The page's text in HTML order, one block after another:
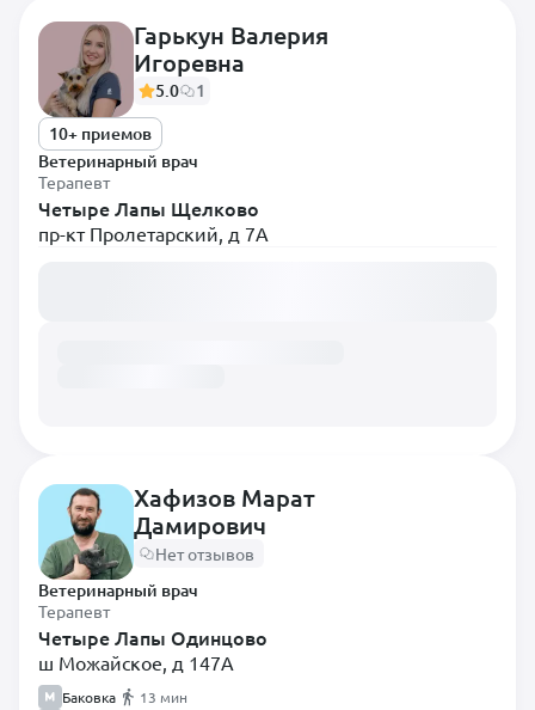
Гарькун Валерия
Игоревна
5.0
1
10+ приемов
Ветеринарный врач
Терапевт
Четыре Лапы Щелково
пр-кт Пролетарский, д 7А
Хафизов Марат
Дамирович
Нет отзывов
Ветеринарный врач
Терапевт
Четыре Лапы Одинцово
ш Можайское, д 147А
Баковка
13 мин